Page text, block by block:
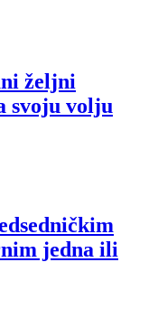
željni
svoju volju
jedna ili